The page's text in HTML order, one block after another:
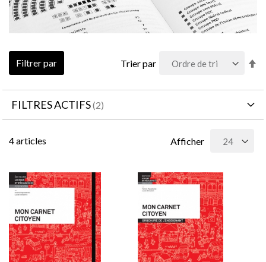
4articles Afficher
Trier par
Filtrer par
FILTRES ACTIFS